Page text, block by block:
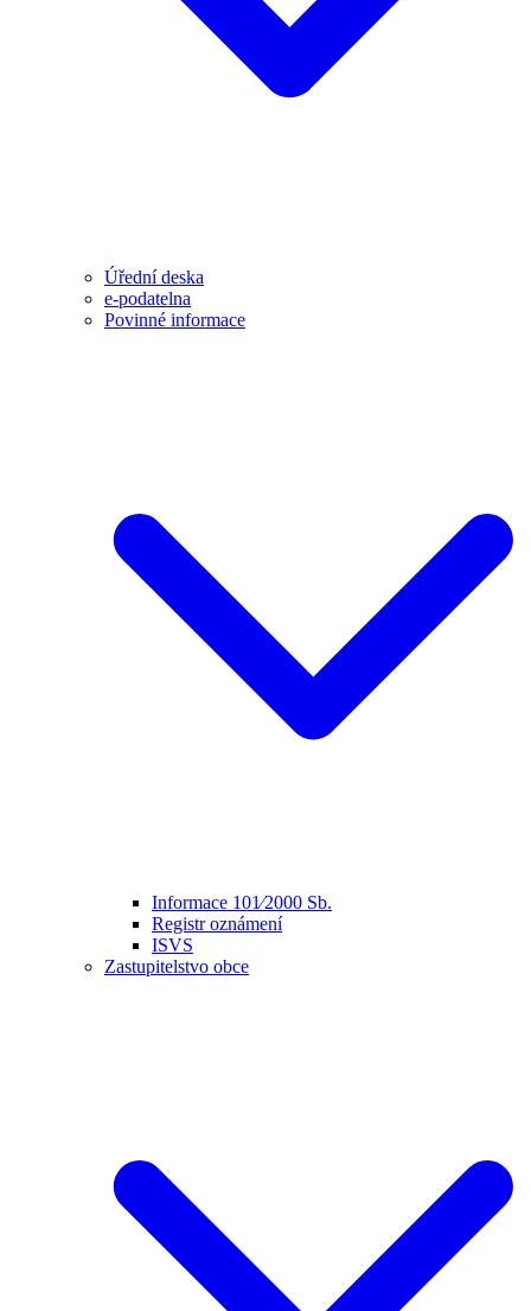
Úřední deska
e-podatelna
Povinné informace
Informace 101⁄2000 Sb.
Registr oznámení
ISVS
Zastupitelstvo obce